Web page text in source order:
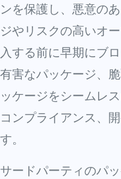
ンを保護し、悪意の
ジやリスクの高いオ
入する前に早期にブ
有害なパッケージ、
ッケージをシームレ
コンプライアンス、
す。
サードパーティのパ